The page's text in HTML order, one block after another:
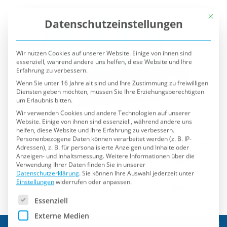
Mit
Datenschutzeinstellungen
Wir nutzen Cookies auf unserer Website. Einige von ihnen sind
essenziell, während andere uns helfen, diese Website und Ihre
Erfahrung zu verbessern.
Wenn Sie unter 16 Jahre alt sind und Ihre Zustimmung zu freiwilligen
Diensten geben möchten, müssen Sie Ihre Erziehungsberechtigten
um Erlaubnis bitten.
Wir verwenden Cookies und andere Technologien auf unserer
Website. Einige von ihnen sind essenziell, während andere uns
helfen, diese Website und Ihre Erfahrung zu verbessern.
Personenbezogene Daten können verarbeitet werden (z. B. IP-
Adressen), z. B. für personalisierte Anzeigen und Inhalte oder
Anzeigen- und Inhaltsmessung.Weitere Informationen über die
Verwendung Ihrer Daten finden Sie in unserer
Datenschutzerklärung.Sie können Ihre Auswahl jederzeit unter
Einstellungenwiderrufen oder anpassen.
Es folgt eine Liste der Service-Gruppen, für die eine
Essenziell
Externe Medien